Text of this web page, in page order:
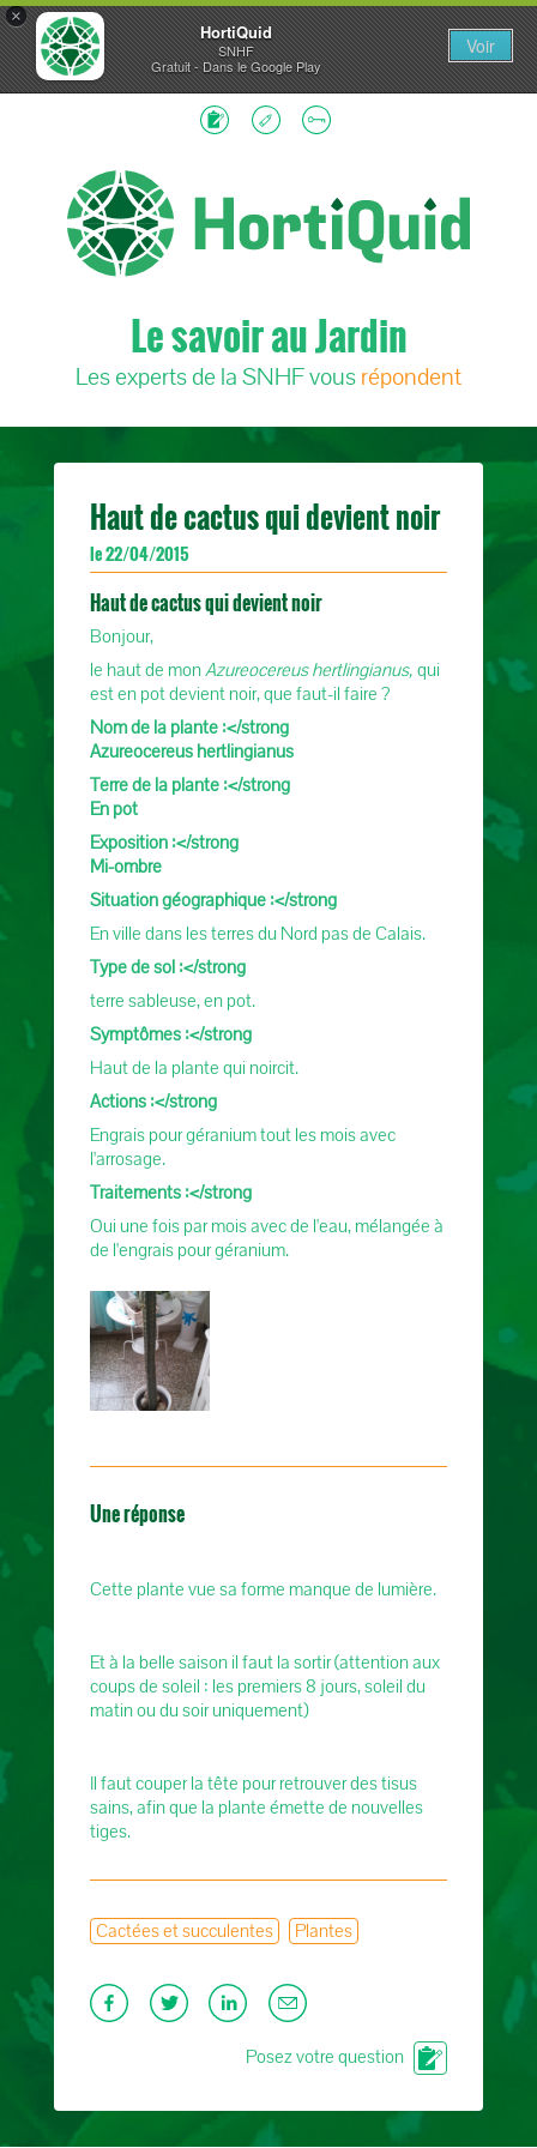
×
HortiQuid
SNHF
Gratuit - Dans le Google Play
Voir
Le savoir au Jardin
Les experts de la SNHF vousrépondent
Haut de cactus qui devient noir
le 22/04/2015
Haut de cactus qui devient noir
Bonjour,
le haut de monAzureocereus hertlingianus, qui
est en pot devient noir, que faut-il faire ?
Nom de la plante :</strong
Azureocereus hertlingianus
Terre de la plante :</strong
En pot
Exposition :</strong
Mi-ombre
Situation géographique :</strong
En ville dans les terres du Nord pas de Calais.
Type de sol :</strong
terre sableuse, en pot.
Symptômes :</strong
Haut de la plante qui noircit.
Actions :</strong
Engrais pour géranium tout les mois avec
l'arrosage.
Traitements :</strong
Oui une fois par mois avec de l'eau, mélangée à
de l'engrais pour géranium.
Une réponse
Cette plante vue sa forme manque de lumière.
Et à la belle saison il faut la sortir (attention aux
coups de soleil : les premiers 8 jours, soleil du
matin ou du soir uniquement)
Il faut couper la tête pour retrouver des tisus
sains, afin que la plante émette de nouvelles
tiges.
Cactées et succulentes Plantes
Posez votre question